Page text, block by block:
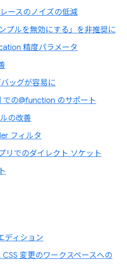
ースのノイズの低減
プルを無効にする」を非推奨に
精度パラメータ
ッグが容易に
での@function のサポート
の改善
フィルタ
リでのダイレクト ソケット
ディション
変更のワークスペースへの